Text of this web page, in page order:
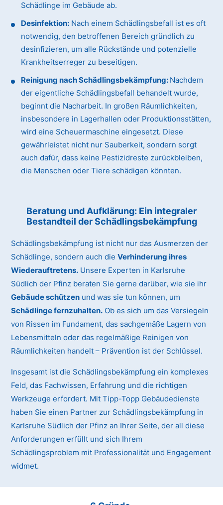
Schädlinge im Gebäude ab.
Desinfektion: Nach einem Schädlingsbefall ist es oft
notwendig, den betroffenen Bereich gründlich zu
desinfizieren, um alle Rückstände und potenzielle
Krankheitserreger zu beseitigen.
Reinigung nach Schädlingsbekämpfung: Nachdem
der eigentliche Schädlingsbefall behandelt wurde,
beginnt die Nacharbeit. In großen Räumlichkeiten,
insbesondere in Lagerhallen oder Produktionsstätten,
wird eine Scheuermaschine eingesetzt. Diese
gewährleistet nicht nur Sauberkeit, sondern sorgt
auch dafür, dass keine Pestizidreste zurückbleiben,
die Menschen oder Tiere schädigen könnten.
Beratung und Aufklärung: Ein integraler
Bestandteil der Schädlingsbekämpfung
Schädlingsbekämpfung ist nicht nur das Ausmerzen der
Schädlinge, sondern auch dieVerhinderung ihres
Wiederauftretens. Unsere Experten in Karlsruhe
Südlich der Pfinz beraten Sie gerne darüber, wie sie ihr
Gebäude schützen und was sie tun können, um
Schädlinge fernzuhalten. Ob es sich um das Versiegeln
von Rissen im Fundament, das sachgemäße Lagern von
Lebensmitteln oder das regelmäßige Reinigen von
Räumlichkeiten handelt – Prävention ist der Schlüssel.
Insgesamt ist die Schädlingsbekämpfung ein komplexes
Feld, das Fachwissen, Erfahrung und die richtigen
Werkzeuge erfordert. Mit Tipp-Topp Gebäudedienste
haben Sie einen Partner zur Schädlingsbekämpfung in
Karlsruhe Südlich der Pfinz an Ihrer Seite, der all diese
Anforderungen erfüllt und sich Ihrem
Schädlingsproblem mit Professionalität und Engagement
widmet.